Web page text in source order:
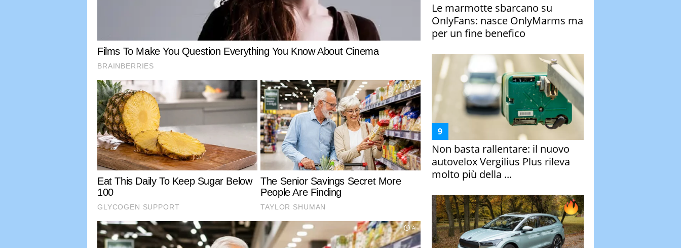
Le marmotte sbarcano su
OnlyFans: nasce OnlyMarms ma
per un fine benefico
Non basta rallentare: il nuovo
autovelox Vergilius Plus rileva
molto più della ...